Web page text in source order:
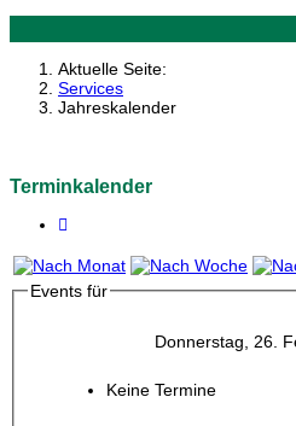
Aktuelle Seite:
Services
Jahreskalender
Terminkalender
Events für
Donnerstag, 26.
Keine Termine